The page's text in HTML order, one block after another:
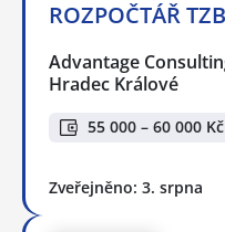
ROZPOČTÁŘ
Advantage
Hradec Králové
55 000 – 60 000 Kč
Zveřejněno: 3. srpna